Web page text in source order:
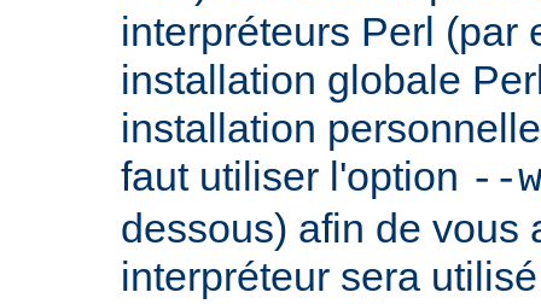
interpréteurs Perl (par
installation globale
installation
faut utiliser l'option --
dessous) afin de vous
interpréteur sera